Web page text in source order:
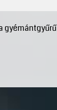
gyémántgyűrű